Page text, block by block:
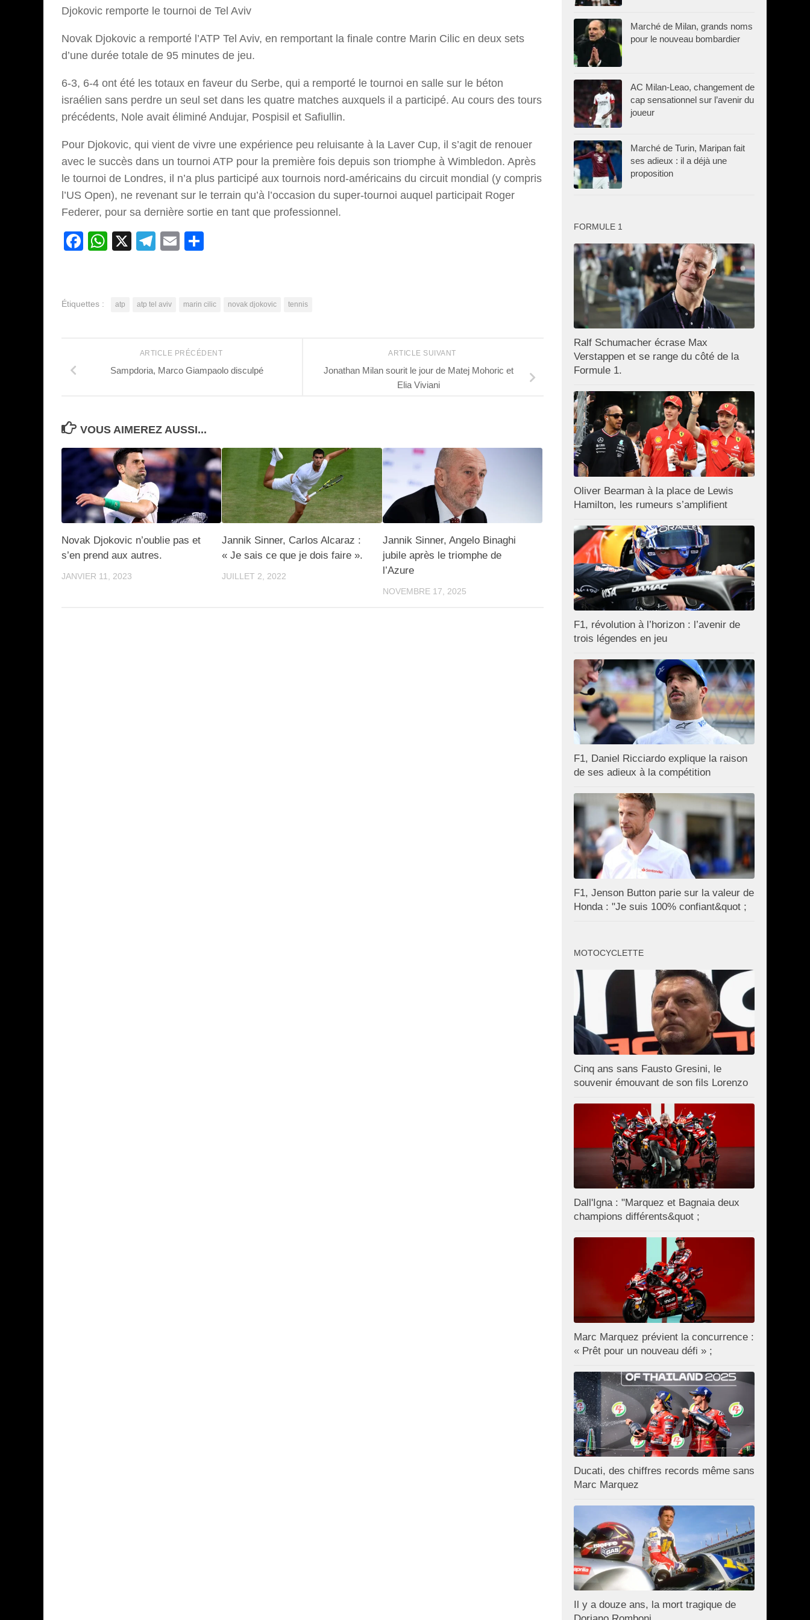
Djokovic remporte le tournoi de Tel Aviv
Novak Djokovic a remporté l’ATP Tel Aviv, en remportant la finale contre Marin Cilic en deux sets
d’une durée totale de 95 minutes de jeu.
6-3, 6-4 ont été les totaux en faveur du Serbe, qui a remporté le tournoi en salle sur le béton
israélien sans perdre un seul set dans les quatre matches auxquels il a participé. Au cours des tours
précédents, Nole avait éliminé Andujar, Pospisil et Safiullin.
Pour Djokovic, qui vient de vivre une expérience peu reluisante à la Laver Cup, il s’agit de renouer
avec le succès dans un tournoi ATP pour la première fois depuis son triomphe à Wimbledon. Après
le tournoi de Londres, il n’a plus participé aux tournois nord-américains du circuit mondial (y compris
l’US Open), ne revenant sur le terrain qu’à l’occasion du super-tournoi auquel participait Roger
Federer, pour sa dernière sortie en tant que professionnel.
Facebook
WhatsApp
X Telegram
Email
Étiquettes : atp atp tel aviv marin cilic novak djokovic tennis
ARTICLE SUIVANT
Jonathan Milan sourit le jour de Matej Mohoric et
Elia Viviani
ARTICLE PRÉCÉDENT
Sampdoria, Marco Giampaolo disculpé
VOUS AIMEREZ AUSSI...
Novak Djokovic n’oublie pas et
s’en prend aux autres.
JANVIER 11, 2023
Jannik Sinner, Carlos Alcaraz :
« Je sais ce que je dois faire ».
JUILLET 2, 2022
Jannik Sinner, Angelo Binaghi
jubile après le triomphe de
l’Azure
NOVEMBRE 17, 2025
Marché de Milan, grands noms
pour le nouveau bombardier
AC Milan-Leao, changement de
cap sensationnel sur l’avenir du
joueur
Marché de Turin, Maripan fait
ses adieux : il a déjà une
proposition
FORMULE 1
Ralf Schumacher écrase Max
Verstappen et se range du côté de la
Formule 1.
Oliver Bearman à la place de Lewis
Hamilton, les rumeurs s’amplifient
F1, révolution à l’horizon : l’avenir de
trois légendes en jeu
F1, Daniel Ricciardo explique la raison
de ses adieux à la compétition
F1, Jenson Button parie sur la valeur de
Honda : "Je suis 100% confiant&quot ;
MOTOCYCLETTE
Cinq ans sans Fausto Gresini, le
souvenir émouvant de son fils Lorenzo
Dall'Igna : "Marquez et Bagnaia deux
champions différents&quot ;
Marc Marquez prévient la concurrence :
« Prêt pour un nouveau défi » ;
Ducati, des chiffres records même sans
Marc Marquez
Il y a douze ans, la mort tragique de